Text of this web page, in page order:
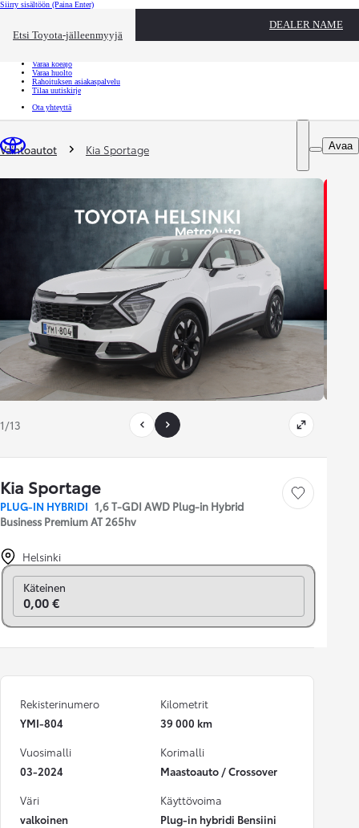
Siirry sisältöön (Paina Enter)
Etsi Toyota-jälleenmyyjä
DEALER NAME
Toyota palvelee Sulje
Varaa koeajo
Varaa huolto
Rahoituksen asiakaspalvelu
Tilaa uutiskirje
Ota yhteyttä
Avaa
Olet täällä
Vaihtoautot Kia Sportage
1/13
Kia Sportage
PLUG-IN HYBRIDI 1,6 T-GDI AWD Plug-in Hybrid
Business Premium AT 265hv
Tallenna auto
Helsinki
Käteinen
0,00 €
Rekisterinumero
YMI-804
Kilometrit
39 000 km
Vuosimalli
03-2024
Korimalli
Maastoauto / Crossover
Väri
valkoinen
Käyttövoima
Plug-in hybridi Bensiini